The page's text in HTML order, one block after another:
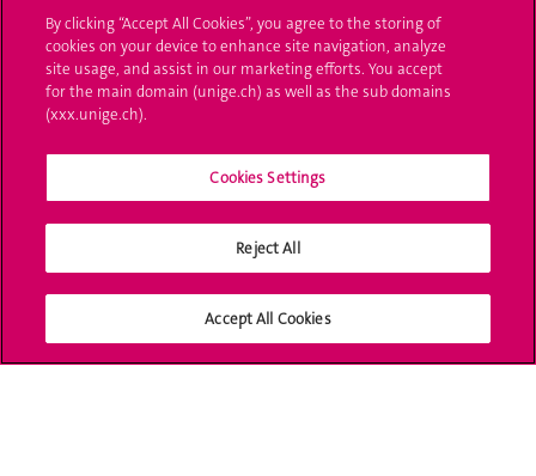
UNIGE Mobile
Médias
Offres d'emploi
Bibliothèque
Calendrier académique
Accréditation
By clicking “Accept All Cookies”, you agree to the storing of
cookies on your device to enhance site navigation, analyze
site usage, and assist in our marketing efforts. You accept
for the main domain (unige.ch) as well as the sub domains
(xxx.unige.ch).
Cookies Settings
Reject All
Accept All Cookies